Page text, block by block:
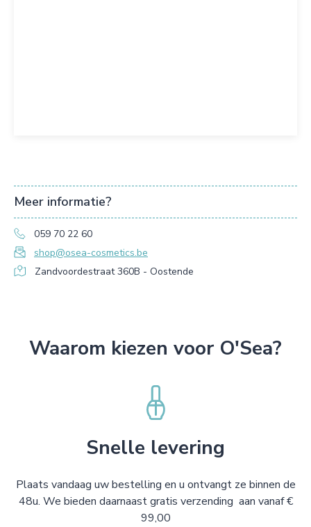
Meer informatie?
059 70 22 60
shop@osea-cosmetics.be
Zandvoordestraat 360B - Oostende
Waarom kiezen voor O'Sea?
Snelle levering
Plaats vandaag uw bestelling en u ontvangt ze binnen de
48u. We bieden daarnaast gratis verzending aan vanaf €
99,00